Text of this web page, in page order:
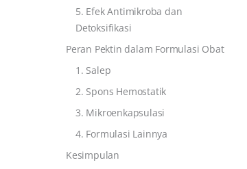
5. Efek Antimikroba dan
Detoksifikasi
Peran Pektin dalam Formulasi Obat
1. Salep
2. Spons Hemostatik
3. Mikroenkapsulasi
4. Formulasi Lainnya
Kesimpulan